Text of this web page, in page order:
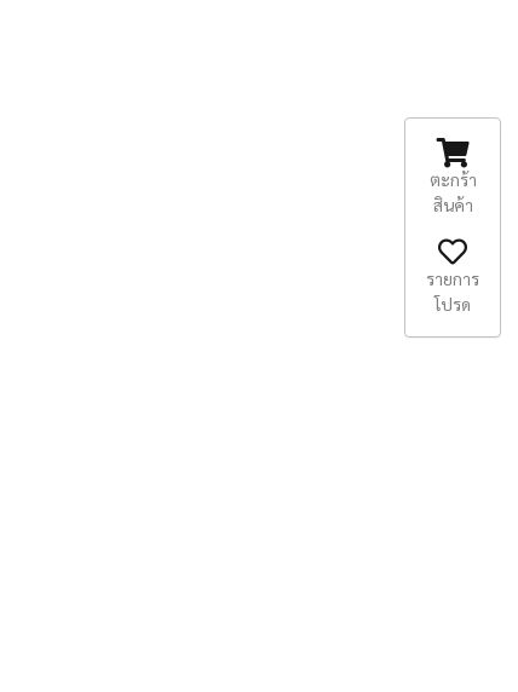
ตะกร้า
สินค้า
รายการ
โปรด